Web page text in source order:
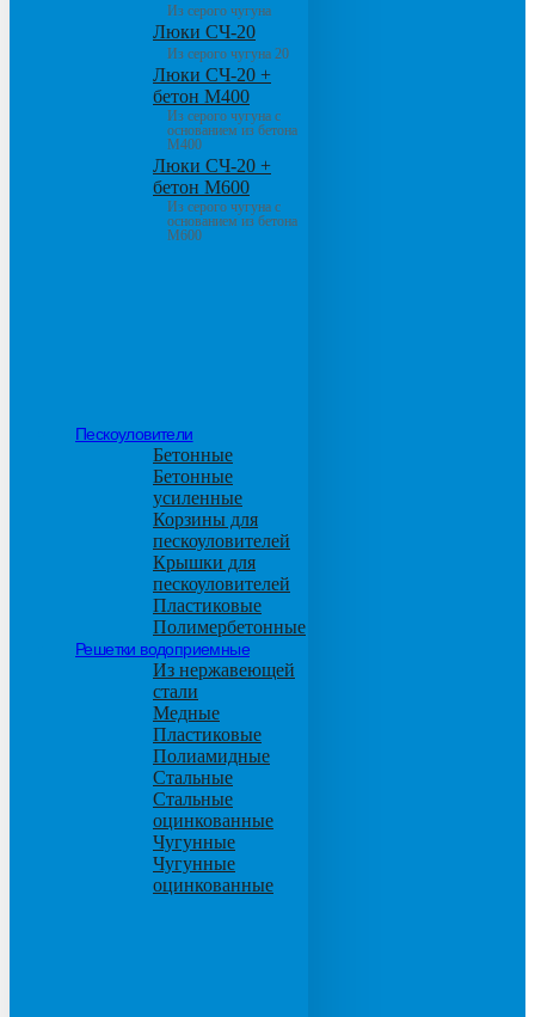
Из серого чугуна
Люки СЧ-20
Из серого чугуна 20
Люки СЧ-20 +
бетон М400
Из серого чугуна с
основанием из бетона
М400
Люки СЧ-20 +
бетон М600
Из серого чугуна с
основанием из бетона
М600
Пескоуловители
Бетонные
Бетонные
усиленные
Корзины для
пескоуловителей
Крышки для
пескоуловителей
Пластиковые
Полимербетонные
Решетки водоприемные
Из нержавеющей
стали
Медные
Пластиковые
Полиамидные
Стальные
Стальные
оцинкованные
Чугунные
Чугунные
оцинкованные